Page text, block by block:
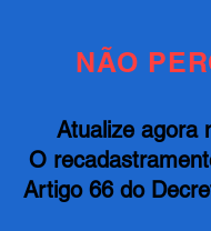
NÃO
Atualize agora
O
Artigo 66 do